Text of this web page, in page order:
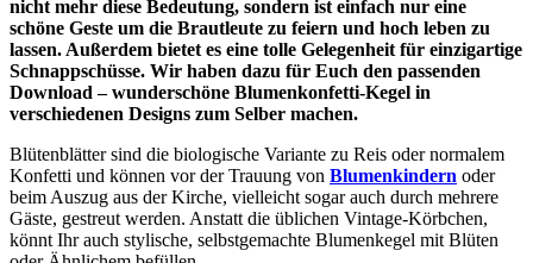
nicht mehr diese Bedeutung, sondern ist einfach nur eine
schöne Geste um die Brautleute zu feiern und hoch leben zu
lassen. Außerdem bietet es eine tolle Gelegenheit für einzigartige
Schnappschüsse. Wir haben dazu für Euch den passenden
Download – wunderschöne Blumenkonfetti-Kegel in
verschiedenen Designs zum Selber machen.
Blütenblätter sind die biologische Variante zu Reis oder normalem
Konfetti und können vor der Trauung von Blumenkindern oder
beim Auszug aus der Kirche, vielleicht sogar auch durch mehrere
Gäste, gestreut werden. Anstatt die üblichen Vintage-Körbchen,
könnt Ihr auch stylische, selbstgemachte Blumenkegel mit Blüten